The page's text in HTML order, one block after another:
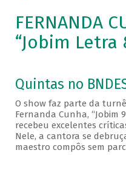
FERNANDA
“Jobim Letra
Quintas no
O show faz parte da
Fernanda Cunha, “Jobim
recebeu excelentes
Nele, a cantora se
maestro compôs sem